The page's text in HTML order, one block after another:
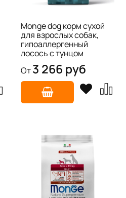
Monge dog корм сухой
для взрослых собак,
гипоаллергенный
лосось с тунцом
От3 266 руб